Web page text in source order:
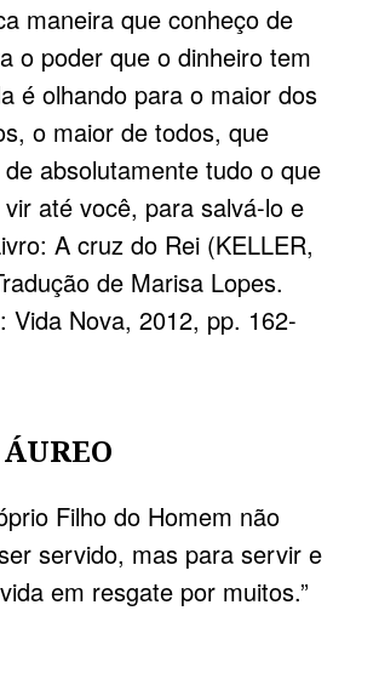
maneira que conheço de
o poder que o dinheiro tem
é olhando para o maior dos
o maior de todos, que
absolutamente tudo o que
até você, para salvá-lo e
A cruz do Rei (KELLER,
de Marisa Lopes.
Vida Nova, 2012, pp. 162-
Filho do Homem não
servido, mas para servir e
em resgate por muitos.”